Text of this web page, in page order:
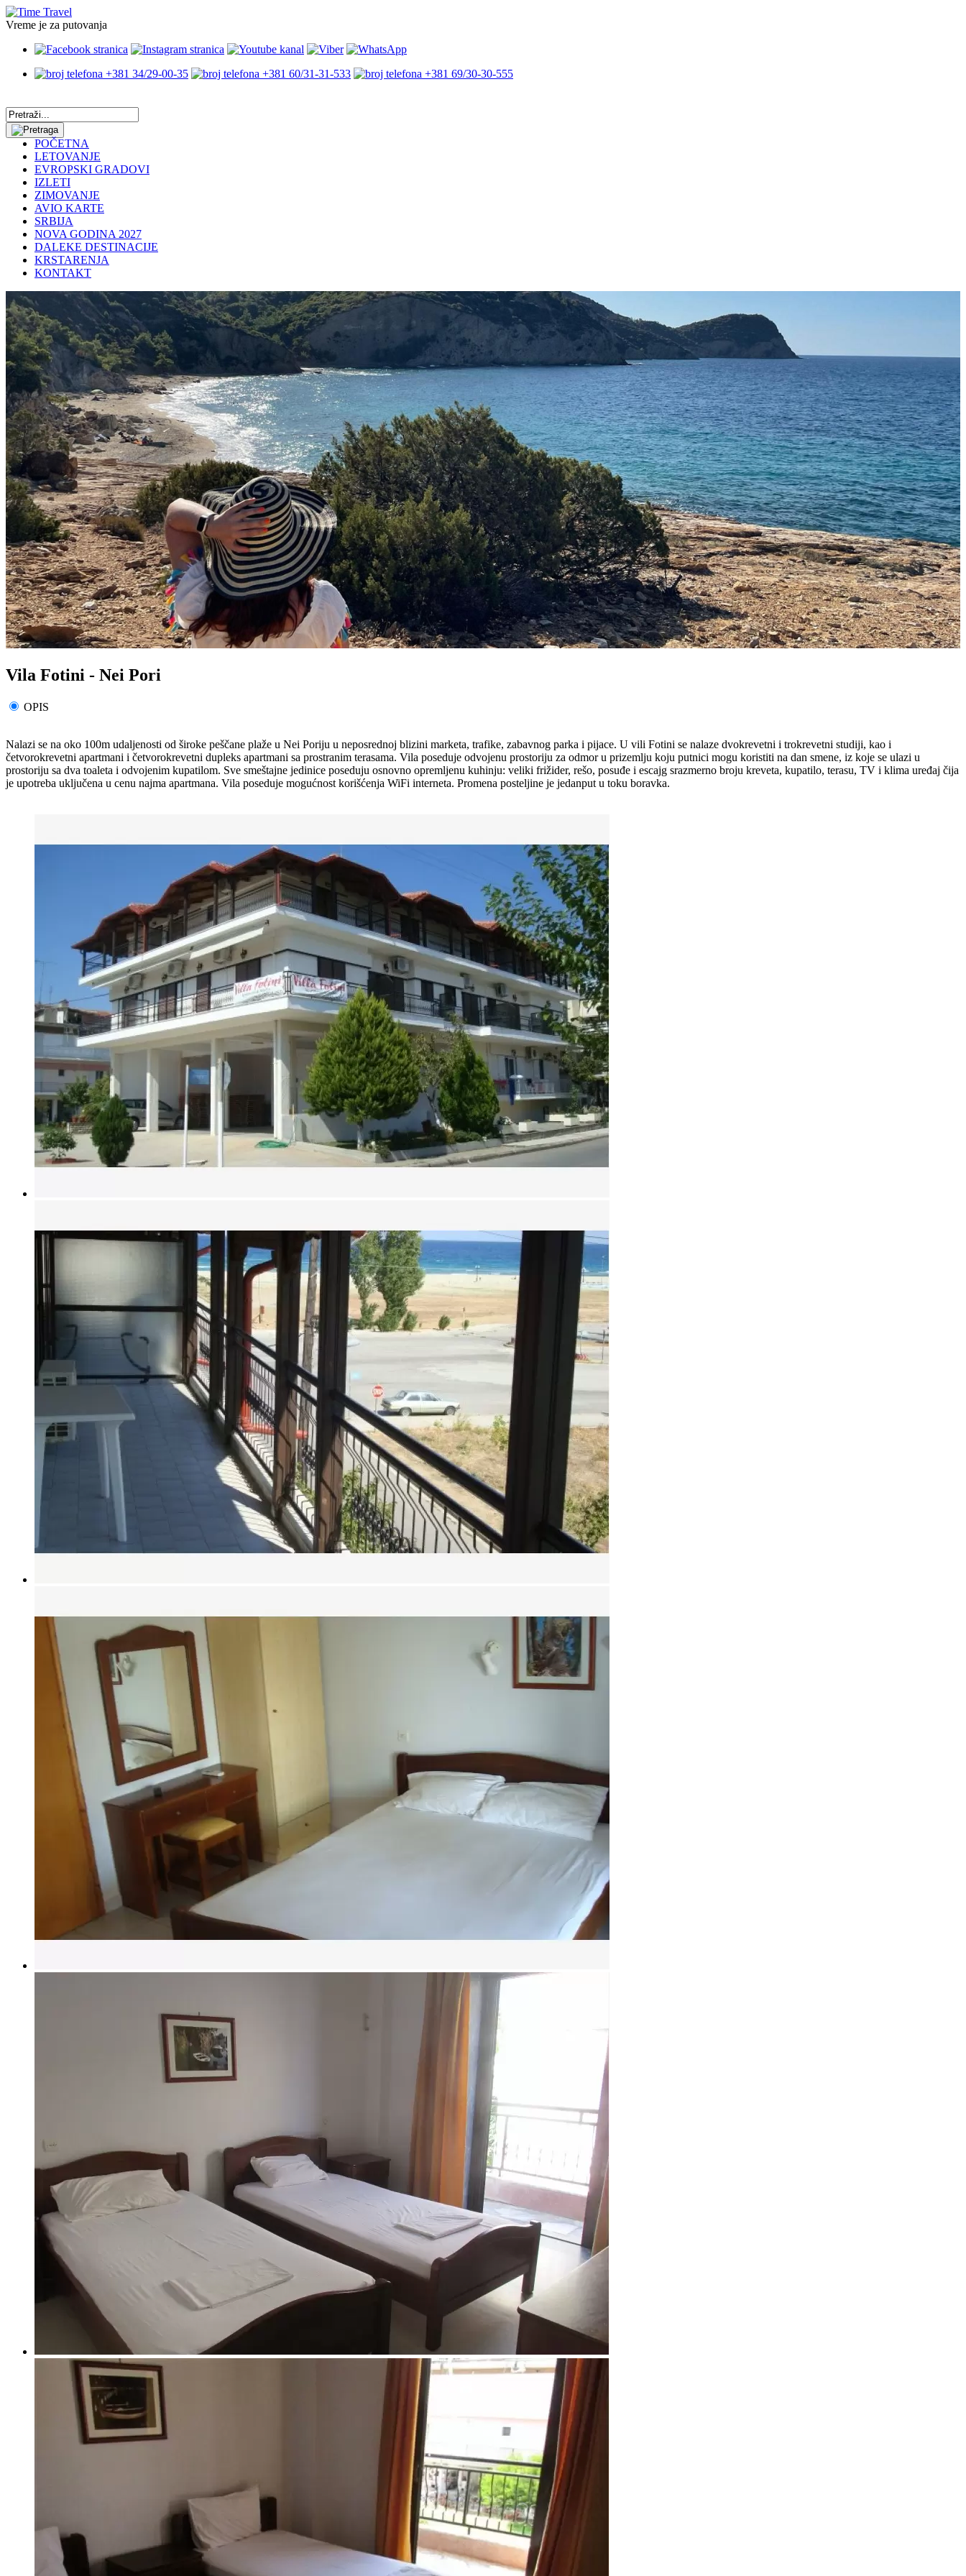
Vreme je za putovanja
+381 34/29-00-35 +381 60/31-31-533 +381 69/30-30-555
POČETNA
LETOVANJE
EVROPSKI GRADOVI
IZLETI
ZIMOVANJE
AVIO KARTE
SRBIJA
NOVA GODINA 2027
DALEKE DESTINACIJE
KRSTARENJA
KONTAKT
Vila Fotini - Nei Pori
OPIS
Nalazi se na oko 100m udaljenosti od široke peščane plaže u Nei Poriju u neposrednoj blizini marketa, trafike, zabavnog parka i pijace. U vili Fotini se nalaze dvokrevetni i trokrevetni studiji, kao i
četvorokrevetni apartmani i četvorokrevetni dupleks apartmani sa prostranim terasama. Vila poseduje odvojenu prostoriju za odmor u prizemlju koju putnici mogu koristiti na dan smene, iz koje se ulazi u
prostoriju sa dva toaleta i odvojenim kupatilom. Sve smeštajne jedinice poseduju osnovno opremljenu kuhinju: veliki frižider, rešo, posuđe i escajg srazmerno broju kreveta, kupatilo, terasu, TV i klima uređaj čija
je upotreba uključena u cenu najma apartmana. Vila poseduje mogućnost korišćenja WiFi interneta. Promena posteljine je jedanput u toku boravka.